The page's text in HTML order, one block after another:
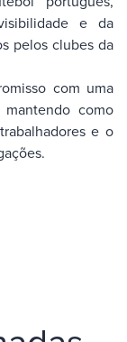
e da
pelos clubes da
com uma
como
e o